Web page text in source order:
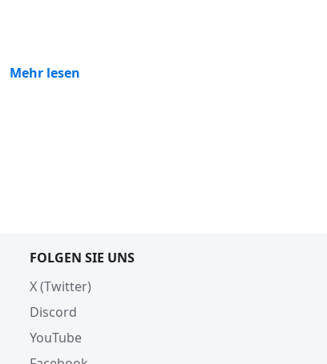
Mehr lesen
FOLGEN SIE UNS
X (Twitter)
Discord
YouTube